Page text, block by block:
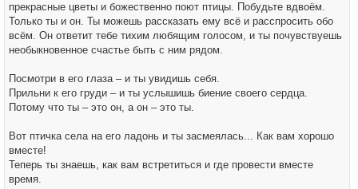
прекрасные цветы и божественно поют птицы. Побудьте вдвоём.
Только ты и он. Ты можешь рассказать ему всё и расспросить обо
всём. Он ответит тебе тихим любящим голосом, и ты почувствуешь
необыкновенное счастье быть с ним рядом.
Посмотри в его глаза – и ты увидишь себя.
Прильни к его груди – и ты услышишь биение своего сердца.
Потому что ты – это он, а он – это ты.
Вот птичка села на его ладонь и ты засмеялась... Как вам хорошо
вместе!
Теперь ты знаешь, как вам встретиться и где провести вместе
время.